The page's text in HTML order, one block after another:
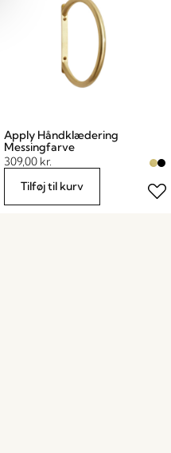
Apply Håndklædering
Messingfarve
309,00 kr.
Tilføj til kurv